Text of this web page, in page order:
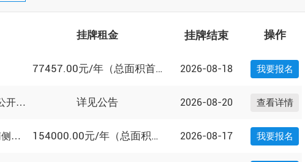
挂牌租金 挂牌结束 操作
77457.00元/年（总面积首年） 2026-08-18 我要报名
宁波市奉化区隐秀光映里商铺公开挂牌出租... 详见公告 2026-08-20 查看详情
宁波市演艺集团朝晖路295号南侧商铺三... 154000.00元/年（总面积首年） 2026-08-17 我要报名